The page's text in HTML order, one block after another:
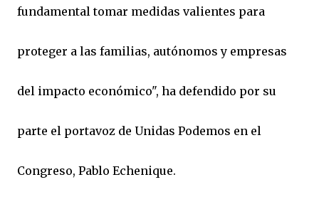
fundamental tomar medidas valientes para
proteger a las familias, autónomos y empresas
del impacto económico", ha defendido por su
parte el portavoz de Unidas Podemos en el
Congreso, Pablo Echenique.